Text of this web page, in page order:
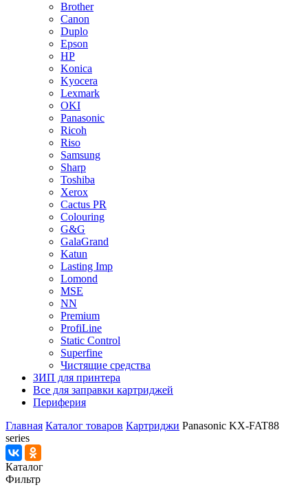
Brother
Canon
Duplo
Epson
HP
Konica
Kyocera
Lexmark
OKI
Panasonic
Ricoh
Riso
Samsung
Sharp
Toshiba
Xerox
Cactus PR
Colouring
G&G
GalaGrand
Katun
Lasting Imp
Lomond
MSE
NN
Premium
ProfiLine
Static Control
Superfine
Чистящие средства
ЗИП для принтера
Все для заправки картриджей
Периферия
Главная Каталог товаров Картриджи Panasonic KX-FAT88
series
Каталог
Фильтр